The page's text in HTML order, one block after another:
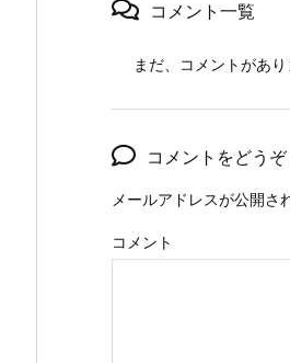
コメント一覧
まだ、コメントがあ
コメントをどうぞ
メールアドレスが公開さ
コメント